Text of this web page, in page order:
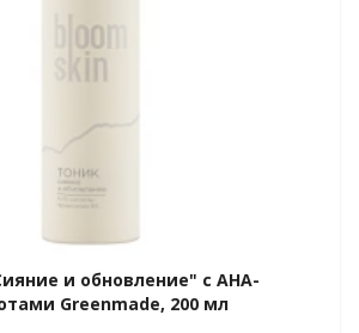
и обновление" с АНА-
Greenmade, 200 мл